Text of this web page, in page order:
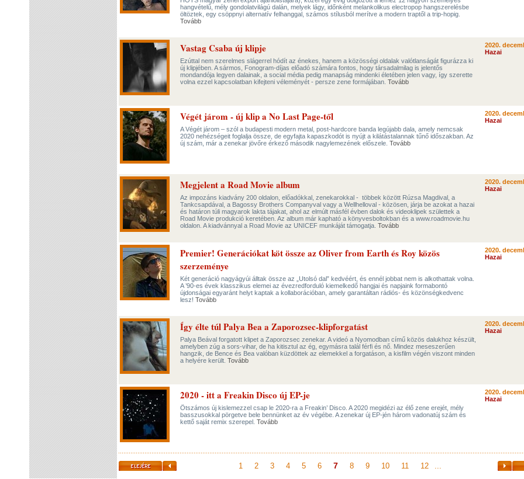
hangvételű, mély gondolatvilágú dalán, melyek lágy, időnként melankolikus electropop hangszerelésbe
öltöztek, egy csöppnyi alternatív felhanggal, számos stílusból merítve a modern traptől a trip-hopig.
Tovább
Vastag Csaba új klipje
Ezúttal nem szerelmes slágerrel hódít az énekes, hanem a közösségi oldalak valótlanságát figurázza ki
új klipjében. A sármos, Fonogram-díjas előadó számára fontos, hogy társadalmilag is jelentős
mondandója legyen dalainak, a social média pedig manapság mindenki életében jelen vagy, így szerette
volna ezzel kapcsolatban kifejteni véleményét - persze zene formájában. Tovább
2020.
Hazai
Végét járom - új klip a No Last Page-től
A Végét járom – szól a budapesti modern metal, post-hardcore banda legújabb dala, amely nemcsak
2020 nehézségeit foglalja össze, de egyfajta kapaszkodót is nyújt a kilátástalannak tűnő időszakban. Az
új szám, már a zenekar jövőre érkező második nagylemezének előszele. Tovább
2020.
Hazai
Megjelent a Road Movie album
Az impozáns kiadvány 200 oldalon, előadókkal, zenekarokkal - többek között Rúzsa Magdival, a
Tankcsapdával, a Bagossy Brothers Companyval vagy a Wellhelloval - közösen, járja be azokat a hazai
és határon túli magyarok lakta tájakat, ahol az elmúlt másfél évben dalok és videoklipek születtek a
Road Movie produkció keretében. Az album már kapható a könyvesboltokban és a www.roadmovie.hu
oldalon. A kiadvánnyal a Road Movie az UNICEF munkáját támogatja. Tovább
2020.
Hazai
Premier! Generációkat köt össze az Oliver from Earth és Roy közös
szerzeménye
Két generáció nagyágyúi álltak össze az „Utolsó dal” kedvéért, és ennél jobbat nem is alkothattak volna.
A ’90-es évek klasszikus elemei az évezredforduló kiemelkedő hangjai és napjaink formabontó
újdonságai egyaránt helyt kaptak a kollaborációban, amely garantáltan rádiós- és közönségkedvenc
lesz! Tovább
2020.
Hazai
Így élte túl Palya Bea a Zaporozsec-klipforgatást
Palya Beával forgatott klipet a Zaporozsec zenekar. A videó a Nyomodban című közös dalukhoz készült,
amelyben zúg a sors-vihar, de ha kitisztul az ég, egymásra talál férfi és nő. Mindez meseszerűen
hangzik, de Bence és Bea valóban küzdöttek az elemekkel a forgatáson, a kisfilm végén viszont minden
a helyére került. Tovább
2020.
Hazai
2020 - itt a Freakin Disco új EP-je
Ötszámos új kislemezzel csap le 2020-ra a Freakin’ Disco. A 2020 megidézi az élő zene erejét, mély
basszusokkal pörgetve bele bennünket az év végébe. A zenekar új EP-jén három vadonatúj szám és
kettő saját remix szerepel. Tovább
2020.
Hazai
1 2 3 4 5 6 7 8 9 10 11 12 ...